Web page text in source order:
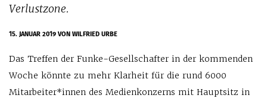
Verlustzone.
15. JANUAR 2019VON WILFRIED URBE
Das Treffen der Funke-Gesellschafter in der kommenden
Woche könnte zu mehr Klarheit für die rund 6000
Mitarbeiter*innen des Medienkonzerns mit Hauptsitz in